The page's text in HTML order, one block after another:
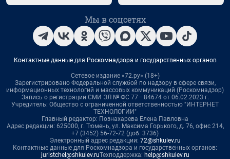
Мы в соцсетях
Контактные данные для Роскомнадзора и государственных органов
Сетевое издание «72.ру» (18+)
Зарегистрировано Федеральной службой по надзору в сфере связи,
информационных технологий и массовых коммуникаций (Роскомнадзор)
Запись о регистрации СМИ ЭЛ № ФС 77– 84674 от 06.02.2023 г.
Учредитель: Общество с ограниченной ответственностью "ИНТЕРНЕТ
ТЕХНОЛОГИИ"
Главный редактор: Познахарева Елена Павловна
Адрес редакции: 625000, г. Тюмень, ул. Максима Горького, д. 76, офис 214,
+7 (3452) 56-72-72 (доб. 3736)
Электронный адрес редакции: 72@shkulev.ru
Контактные данные для Роскомнадзора и государственных органов:
juristchel@shkulev.ruТехподдержка: help@shkulev.ru